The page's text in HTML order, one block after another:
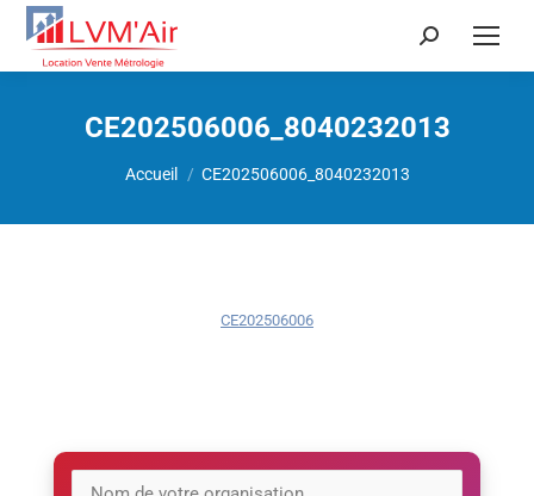
Recherche
CE202506006_8040232013
Accueil CE202506006_8040232013
CE202506006